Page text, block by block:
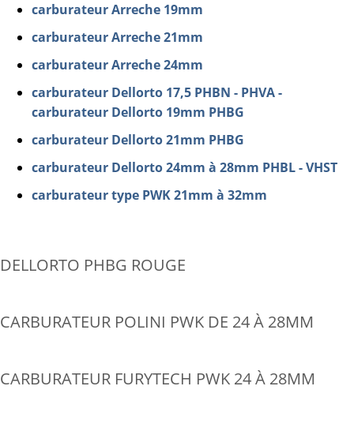
carburateur Arreche 19mm
carburateur Arreche 21mm
carburateur Arreche 24mm
carburateur Dellorto 17,5 PHBN - PHVA -
carburateur Dellorto 19mm PHBG
carburateur Dellorto 21mm PHBG
carburateur Dellorto 24mm à 28mm PHBL - VHST
carburateur type PWK 21mm à 32mm
DELLORTO PHBG ROUGE
CARBURATEUR POLINI PWK DE 24 À 28MM
CARBURATEUR FURYTECH PWK 24 À 28MM